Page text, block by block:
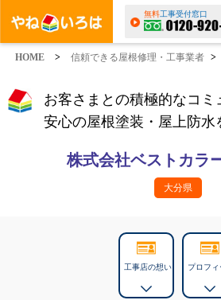
無料工事受付窓口
HOME > 信頼できる屋根修理・工事業者 >
お客さまとの積極的なコミ
安心の屋根塗装・屋上防水
株式会社ベストカラ
大分県
工事店の想い プロフ